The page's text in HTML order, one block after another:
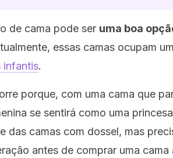
de cama pode ser uma boa
essas camas ocupam
infantis.
porque, com uma cama que
se sentirá como uma
das camas com dossel, mas
antes de comprar uma cama